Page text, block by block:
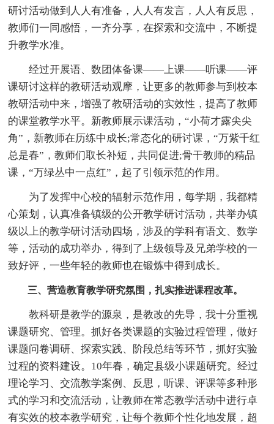
研讨活动做到人人有准备，人人有发言，人人有反思，
教师们一同感悟，一齐分享，在探索和交流中，不断提
升教学水准。
经过开展语、数团体备课——上课——听课——评
课研讨这样的教研活动观摩，让更多的教师参与到校本
教研活动中来，增强了教研活动的实效性，提高了教师
的课堂教学水平。新教师展示课活动，“小荷才露尖尖
角”，新教师在历练中成长;常态化的研讨课，“万紫千红
总是春”，教师们取长补短，共同促进;骨干教师的精品
课，“万绿丛中一点红”，起了引领示范的作用。
为了发挥中心校的辐射示范作用，每学期，我都精
心策划，认真准备镇级的公开教学研讨活动，共举办镇
级以上的教学研讨活动四场，涉及的学科有语文、数学
等，活动的成功举办，得到了上级领导及兄弟学校的一
致好评，一些年轻的教师也在锻炼中得到成长。
三、营造教育教学研究氛围，扎实推进课程改革。
教科研是教学的源泉，是教改的先导，我十分重视
课题研究、管理。抓好各类课题的实验过程管理，做好
课题问卷调研、探索实践、阶段总结等环节，抓好实验
过程的资料建设。10年春，确定县级小课题研究。经过
理论学习、交流教学案例、反思，听课、评课等多种形
式的学习和交流活动，让教师在常态教学活动中进行卓
有实效的校本教学研究，让每个教师个性化地发展，超